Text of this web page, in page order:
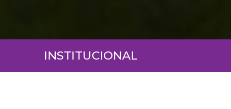
INSTITUCIONAL